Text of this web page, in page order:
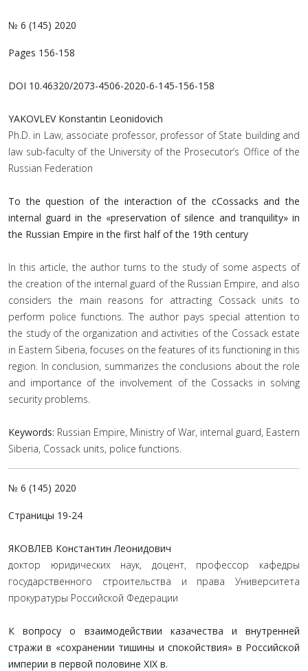
№ 6 (145) 2020
Pages 156-158
DOI 10.46320/2073-4506-2020-6-145-156-158
YAKOVLEV Konstantin Leonidovich
Ph.D. in Law, associate professor, professor of State building and
law sub-faculty of the University of the Prosecutor’s Office of the
Russian Federation
To the question of the interaction of the сCossacks and the
internal guard in the «preservation of silence and tranquility» in
the Russian Empire in the first halfof the 19th century
In this article, the author turns to the study of some aspects of
the creation of the internal guard of the Russian Empire, and also
considers the main reasons for attracting Cossack units to
perform police functions. The author pays special attention to
the study of the organization and activities of the Cossack estate
in Eastern Siberia, focuses on the features of its functioning in this
region. In conclusion, summarizes the conclusions about the role
and importance of the involvement of the Cossacks in solving
security problems.
Keywords: Russian Empire, Ministry of War, internal guard, Eastern
Siberia, Cossack units, police functions.
№ 6 (145) 2020
Страницы 19-24
ЯКОВЛЕВ Константин Леонидович
доктор юридических наук, доцент, профессор кафедры
государственного строительства и права Университета
прокуратуры Российской Федерации
К вопросу о взаимодействии казачества и внутренней
стражи в «сохранении тишины и спокойствия» в Российской
империи в первой половине XIX в.